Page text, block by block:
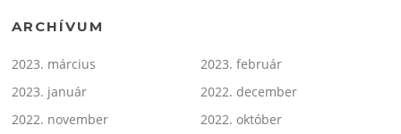
ARCHÍVUM
2023. március
2023. február
2023. január
2022. december
2022. november
2022. október